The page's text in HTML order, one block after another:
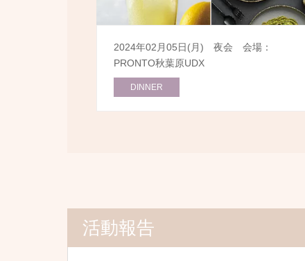
2024年02月05日(月) 夜会 会場：
PRONTO秋葉原UDX
DINNER
活動報告